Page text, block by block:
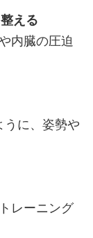
える
臓の圧迫
に、姿勢や
ーニング